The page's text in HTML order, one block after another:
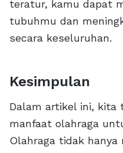
teratur, kamu dapat
tubuhmu dan
secara keseluruhan.
Kesimpulan
Dalam artikel ini, kita
manfaat olahraga
Olahraga tidak